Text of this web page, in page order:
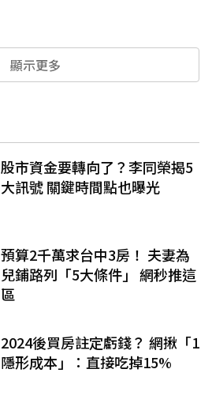
顯示更多
股市資金要轉向了？李同榮揭5
大訊號 關鍵時間點也曝光
預算2千萬求台中3房！ 夫妻為
兒鋪路列「5大條件」 網秒推這
區
2024後買房註定虧錢？ 網揪「1
隱形成本」：直接吃掉15%